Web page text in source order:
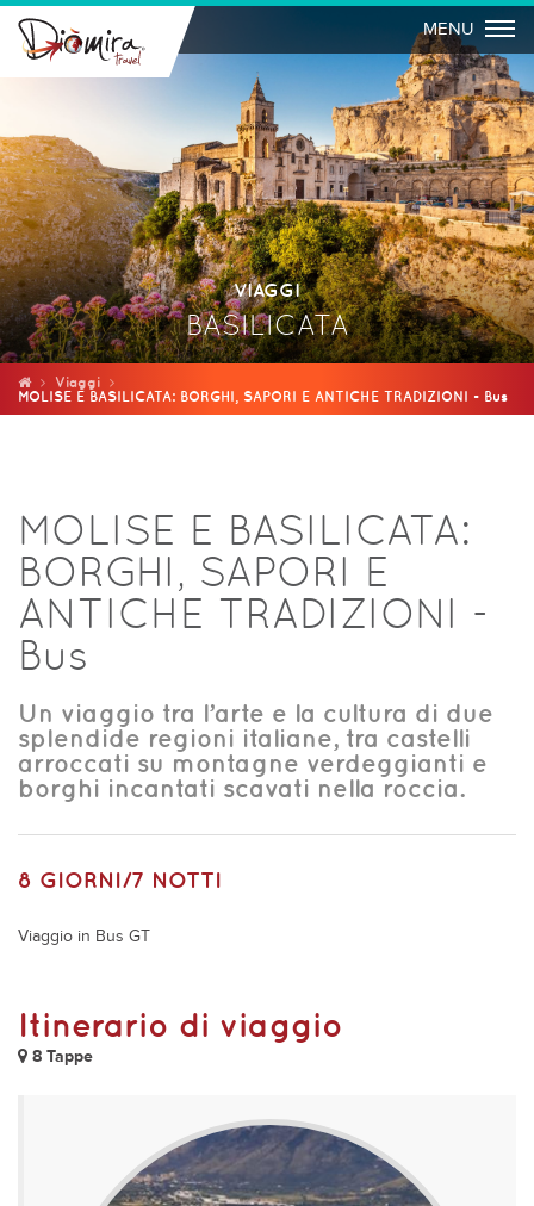
MENU
VIAGGI
BASILICATA
Viaggi
MOLISE E BASILICATA: BORGHI, SAPORI E ANTICHE TRADIZIONI - Bus
MOLISE E BASILICATA:
BORGHI, SAPORI E
ANTICHE TRADIZIONI -
Bus
Un viaggio tra l’arte e la cultura di due
splendide regioni italiane, tra castelli
arroccati su montagne verdeggianti e
borghi incantati scavati nella roccia.
8 GIORNI/7 NOTTI
Viaggio in Bus GT
Itinerario di viaggio
8 Tappe